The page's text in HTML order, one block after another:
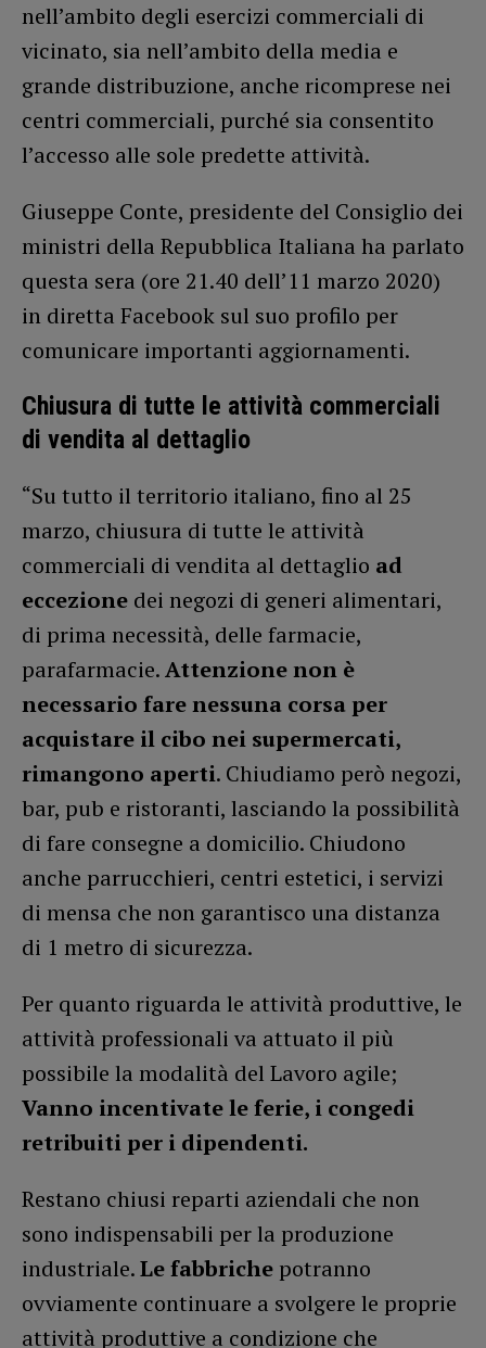
nell’ambito degli esercizi commerciali di
vicinato, sia nell’ambito della media e
grande distribuzione, anche ricomprese nei
centri commerciali, purché sia consentito
l’accesso alle sole predette attività.
Giuseppe Conte, presidente del Consiglio dei
ministri della Repubblica Italiana ha parlato
questa sera (ore 21.40 dell’11 marzo 2020)
in diretta Facebook sul suo profilo per
comunicare importanti aggiornamenti.
Chiusura di tutte le attività commerciali
di vendita al dettaglio
“Su tutto il territorio italiano, fino al 25
marzo, chiusura di tutte le attività
commerciali di vendita al dettaglio ad
eccezione dei negozi di generi alimentari,
di prima necessità, delle farmacie,
parafarmacie.Attenzione non è
necessario fare nessuna corsa per
acquistare il cibo nei supermercati,
rimangono aperti. Chiudiamo però negozi,
bar, pub e ristoranti, lasciando la possibilità
di fare consegne a domicilio. Chiudono
anche parrucchieri, centri estetici, i servizi
di mensa che non garantisco una distanza
di 1 metro di sicurezza.
Per quanto riguarda le attività produttive, le
attività professionali va attuato il più
possibile la modalità del Lavoro agile;
Vanno incentivate le ferie, i congedi
retribuiti per i dipendenti.
Restano chiusi reparti aziendali che non
sono indispensabili per la produzione
industriale.Le fabbriche potranno
ovviamente continuare a svolgere le proprie
attività produttive a condizione che